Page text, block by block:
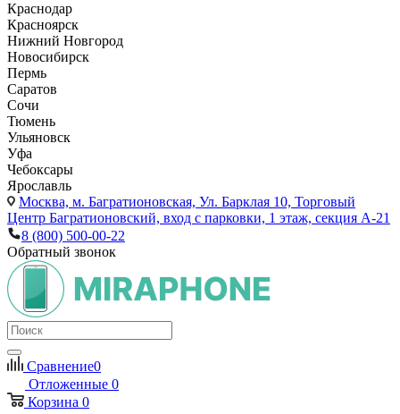
Краснодар
Красноярск
Нижний Новгород
Новосибирск
Пермь
Саратов
Сочи
Тюмень
Ульяновск
Уфа
Чебоксары
Ярославль
Москва, м. Багратионовская, Ул. Барклая 10, Торговый
Центр Багратионовский, вход с парковки, 1 этаж, секция А-21
8 (800) 500-00-22
Обратный звонок
Сравнение0
Отложенные 0
Корзина 0